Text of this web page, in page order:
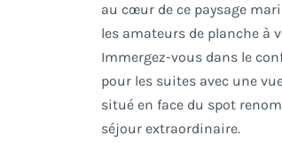
au cœur de ce paysage
les amateurs de planche à
Immergez-vous dans le
pour les suites avec une
situé en face du spot
séjour extraordinaire.